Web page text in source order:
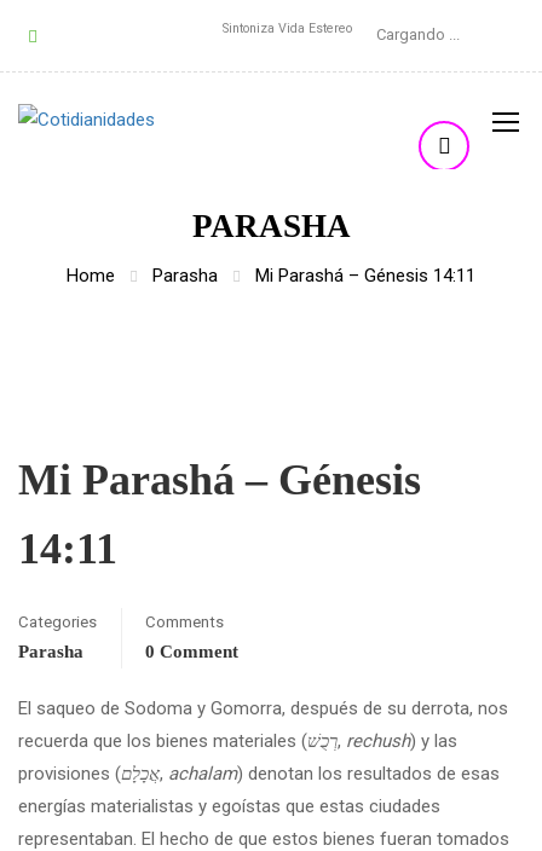
Sintoniza Vida Estereo Cargando ...
PARASHA
Home Parasha Mi Parashá – Génesis 14:11
Mi Parashá – Génesis
14:11
Categories
Parasha
Comments
0 Comment
El saqueo de Sodoma y Gomorra, después de su derrota, nos
recuerda que los bienes materiales (רְכֻשׁ, rechush) y las
provisiones (אֲכָלָם, achalam) denotan los resultados de esas
energías materialistas y egoístas que estas ciudades
representaban. El hecho de que estos bienes fueran tomados